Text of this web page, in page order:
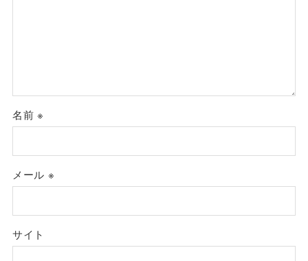
名前※
メール ※
サイト